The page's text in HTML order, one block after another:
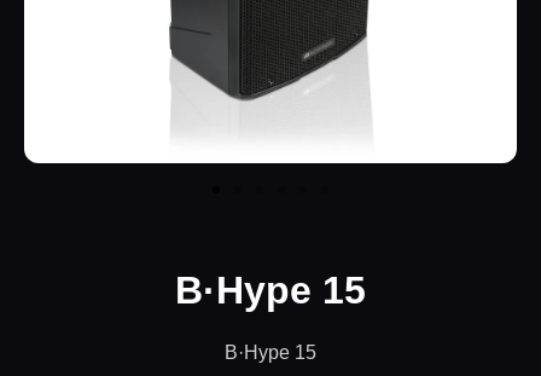
B·Hype 15
B·Hype 15